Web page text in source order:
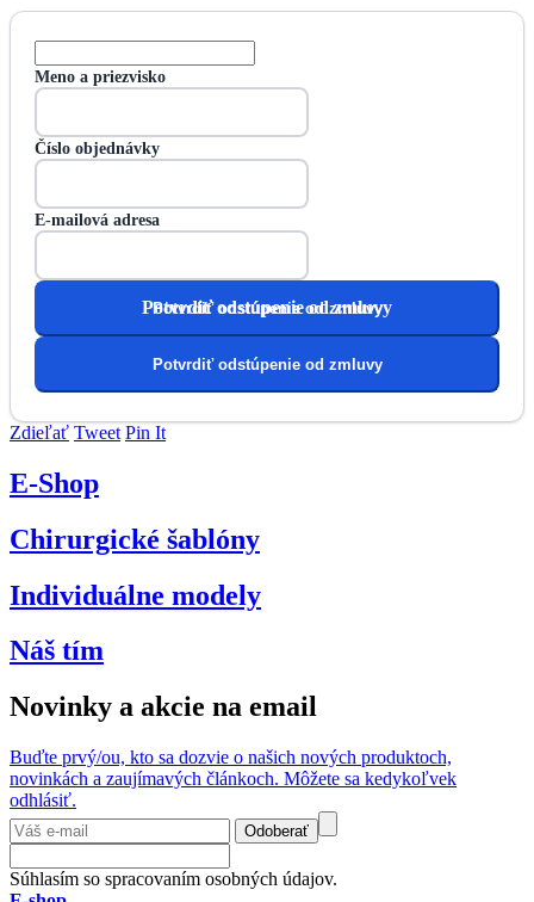
Meno a priezvisko
Číslo objednávky
E-mailová adresa
Zdieľať Tweet Pin It
E-Shop
Chirurgické šablóny
Individuálne modely
Náš tím
Novinky a akcie na email
Buďte prvý/ou, kto sa dozvie o našich nových produktoch,
novinkách a zaujímavých článkoch. Môžete sa kedykoľvek
odhlásiť.
Odoberať
Súhlasím so spracovaním osobných údajov.